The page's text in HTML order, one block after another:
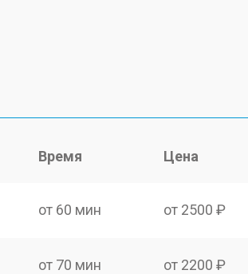
Время Цена
от 60 мин от 2500 ₽
от 70 мин от 2200 ₽